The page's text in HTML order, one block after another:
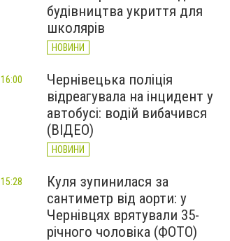
будівництва укриття для
школярів
НОВИНИ
Чернівецька поліція
відреагувала на інцидент у
автобусі: водій вибачився
(ВІДЕО)
НОВИНИ
16:00
Куля зупинилася за
сантиметр від аорти: у
Чернівцях врятували 35-
річного чоловіка (ФОТО)
15:28